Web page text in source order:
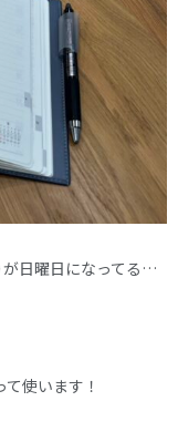
日曜日になってる…
使います！